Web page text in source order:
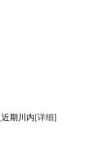
期川内[详细]